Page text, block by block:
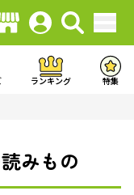
ランキング 特集
みもの